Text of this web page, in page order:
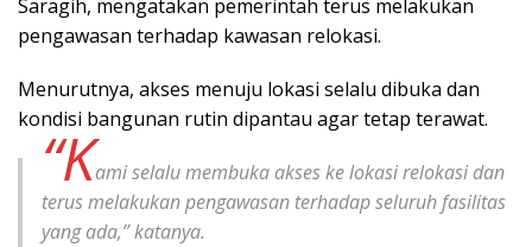
Saragih, mengatakan pemerintah terus melakukan
pengawasan terhadap kawasan relokasi.
Menurutnya, akses menuju lokasi selalu dibuka dan
kondisi bangunan rutin dipantau agar tetap terawat.
“Kami selalu membuka akses ke lokasi relokasi dan
terus melakukan pengawasan terhadap seluruh fasilitas
yang ada,” katanya.